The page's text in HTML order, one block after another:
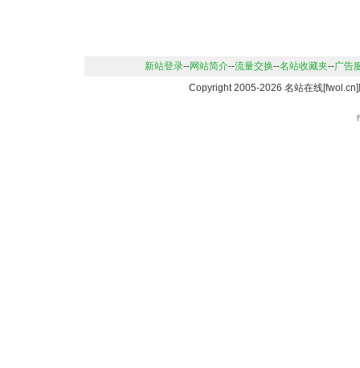
新站登录--网站简介--流量交换--名站收藏夹--广告
Copyright 2005-2026 名站在线